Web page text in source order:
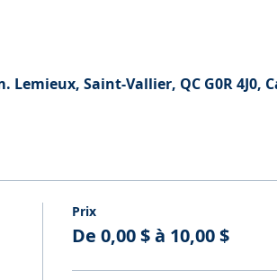
Saint-Vallier, QC G0R 4J0,
Prix
De 0,00 $ à 10,00 $